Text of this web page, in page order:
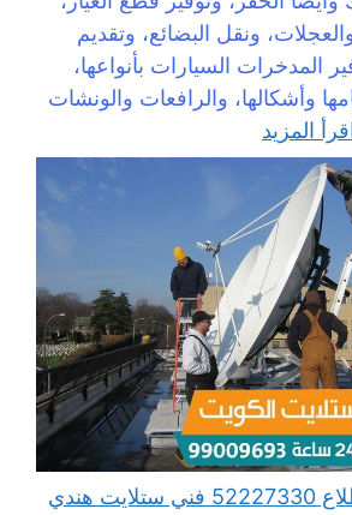
ونقل البضائع، وتقديم
المدخرات السيارات بأنواعها،
وأشكالها، والرافعات والونشات
المزيد
فني ستلايت المطلاع 52227330 فني ستلايت هندي